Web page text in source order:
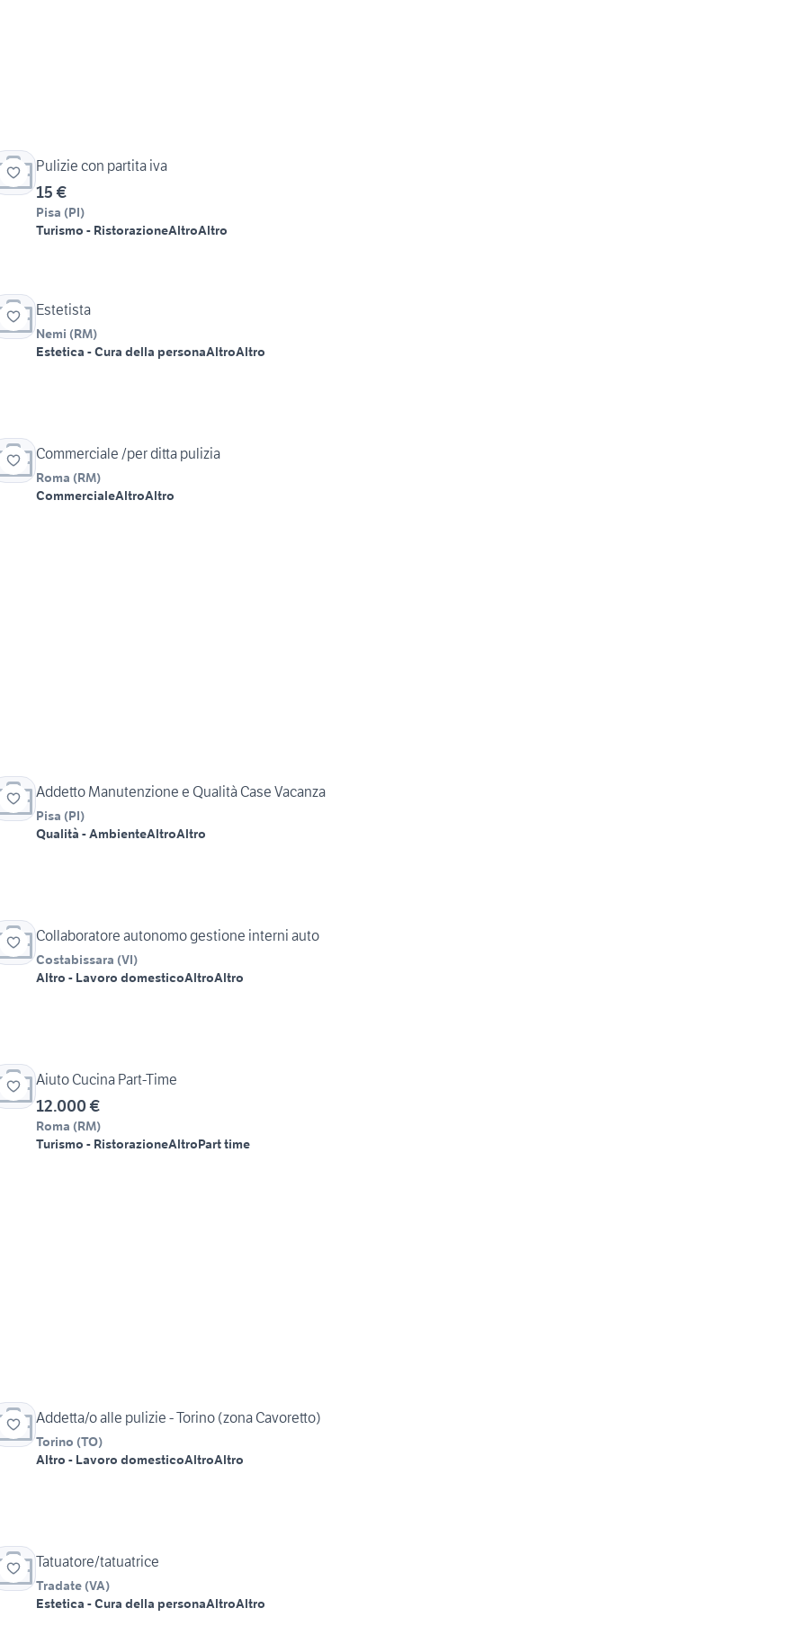
Pulizie con partita iva
15 €
Pisa (PI)
Turismo - RistorazioneAltroAltro
Estetista
Nemi (RM)
Estetica - Cura della personaAltroAltro
Commerciale /per ditta pulizia
Roma (RM)
CommercialeAltroAltro
Addetto Manutenzione e Qualità Case Vacanza
Pisa (PI)
Qualità - AmbienteAltroAltro
Collaboratore autonomo gestione interni auto
Costabissara (VI)
Altro - Lavoro domesticoAltroAltro
Aiuto Cucina Part-Time
12.000 €
Roma (RM)
Turismo - RistorazioneAltroPart time
Addetta/o alle pulizie - Torino (zona Cavoretto)
Torino (TO)
Altro - Lavoro domesticoAltroAltro
Tatuatore/tatuatrice
Tradate (VA)
Estetica - Cura della personaAltroAltro